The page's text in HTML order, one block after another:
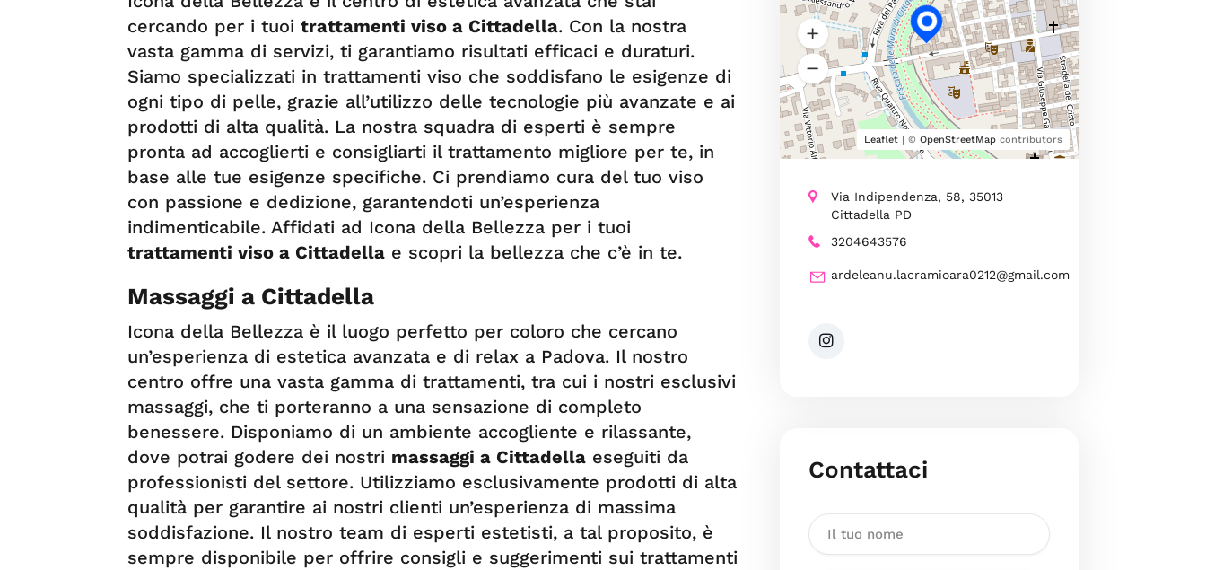
cercando per i tuoi trattamenti viso a Cittadella. Con la nostra
vasta gamma di servizi, ti garantiamo risultati efficaci e duraturi.
Siamo specializzati in trattamenti viso che soddisfano le esigenze di
ogni tipo di pelle, grazie all’utilizzo delle tecnologie più avanzate e ai
prodotti di alta qualità. La nostra squadra di esperti è sempre
pronta ad accoglierti e consigliarti il trattamento migliore per te, in
base alle tue esigenze specifiche. Ci prendiamo cura del tuo viso
con passione e dedizione, garantendoti un’esperienza
indimenticabile. Affidati ad Icona della Bellezza per i tuoi
trattamenti viso a Cittadella e scopri la bellezza che c’è in te.
Massaggi a Cittadella
Icona della Bellezza è il luogo perfetto per coloro che cercano
un’esperienza di estetica avanzata e di relax a Padova. Il nostro
centro offre una vasta gamma di trattamenti, tra cui i nostri esclusivi
massaggi, che ti porteranno a una sensazione di completo
benessere. Disponiamo di un ambiente accogliente e rilassante,
dove potrai godere dei nostri massaggi a Cittadella eseguiti da
professionisti del settore. Utilizziamo esclusivamente prodotti di alta
qualità per garantire ai nostri clienti un’esperienza di massima
soddisfazione. Il nostro team di esperti estetisti, a tal proposito, è
sempre disponibile per offrire consigli e suggerimenti sui trattamenti
Leaflet| © OpenStreetMapcontributors
Via Indipendenza, 58, 35013
Cittadella PD
3204643576
ardeleanu.lacramioara0212@gmail.com
Contattaci